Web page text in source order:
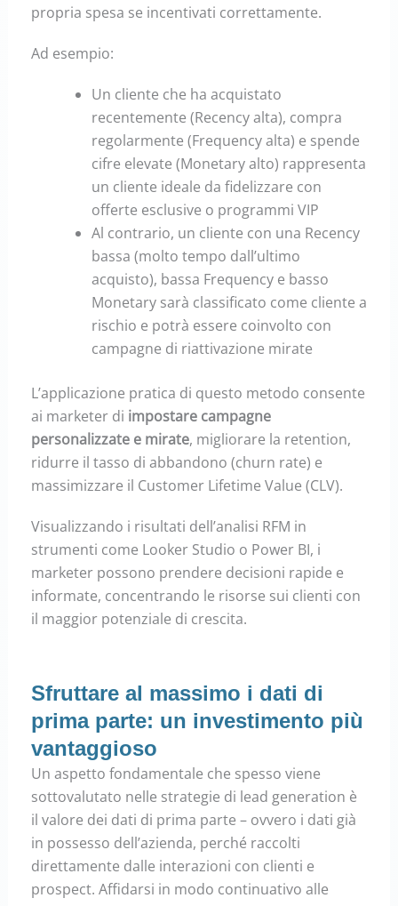
propria spesa se incentivati correttamente.
Ad esempio:
Un cliente che ha acquistato
recentemente (Recency alta), compra
regolarmente (Frequency alta) e spende
cifre elevate (Monetary alto) rappresenta
un cliente ideale da fidelizzare con
offerte esclusive o programmi VIP
Al contrario, un cliente con una Recency
bassa (molto tempo dall’ultimo
acquisto), bassa Frequency e basso
Monetary sarà classificato come cliente a
rischio e potrà essere coinvolto con
campagne di riattivazione mirate
L’applicazione pratica di questo metodo consente
ai marketer di impostare campagne
personalizzate e mirate, migliorare la retention,
ridurre il tasso di abbandono (churn rate) e
massimizzare il Customer Lifetime Value (CLV).
Visualizzando i risultati dell’analisi RFM in
strumenti come Looker Studio o Power BI, i
marketer possono prendere decisioni rapide e
informate, concentrando le risorse sui clienti con
il maggior potenziale di crescita.
Sfruttare al massimo i dati di
prima parte: un investimento più
vantaggioso
Un aspetto fondamentale che spesso viene
sottovalutato nelle strategie di lead generation è
il valore dei dati di prima parte – ovvero i dati già
in possesso dell’azienda, perché raccolti
direttamente dalle interazioni con clienti e
prospect. Affidarsi in modo continuativo alle